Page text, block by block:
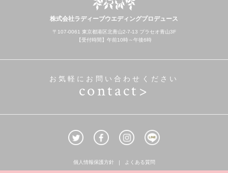
株式会社ラディーブウエディングプロデュース
〒107-0061 東京都港区北青山2-7-13 プラセオ青山3F
【受付時間】午前10時～午後6時
お気軽にお問い合わせください
contact>
個人情報保護方針 よくある質問